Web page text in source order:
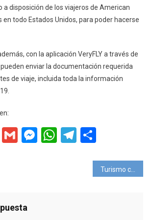
a disposición de los viajeros de American
en todo Estados Unidos, para poder hacerse
con la aplicación VeryFLY a través de
pueden enviar la documentación requerida
de viaje, incluida toda la información
GmailMessenger
WhatsApp
Telegram
Turismo con causa en México